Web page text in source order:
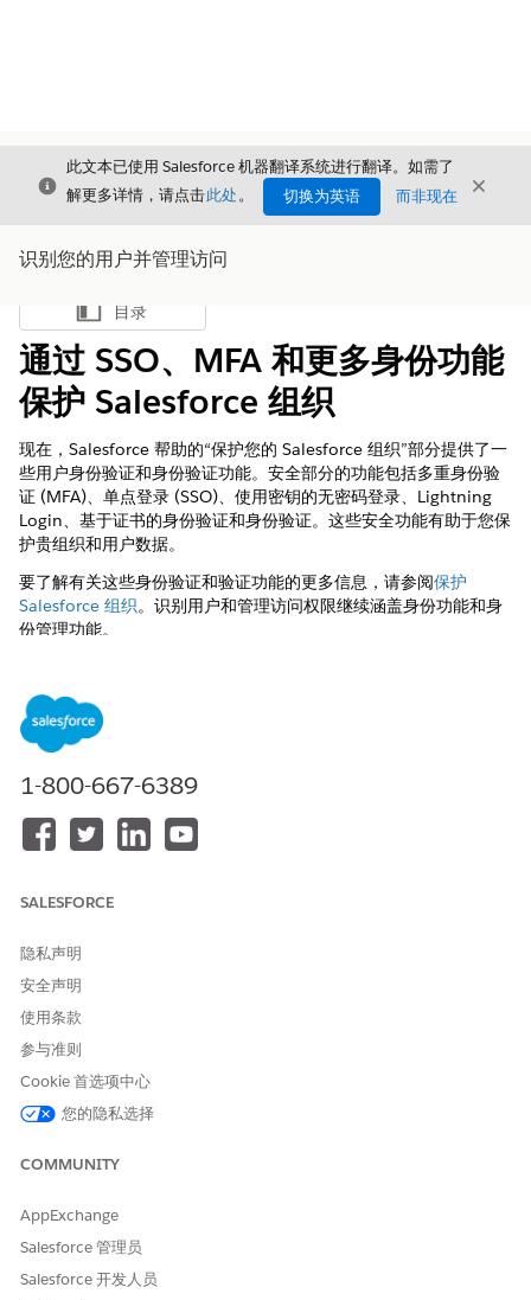
关闭
此文本已使用 Salesforce 机器翻译系统进行翻译。如需了
解更多详情，请点击此处。 切换为英语 而非现在 关闭
识别您的用户并管理访问
显示目录
目录
通过 SSO、MFA 和更多身份功能
保护 Salesforce 组织
现在，Salesforce 帮助的“保护您的 Salesforce 组织”部分提供了一
些用户身份验证和身份验证功能。安全部分的功能包括多重身份验
证 (MFA)、单点登录 (SSO)、使用密钥的无密码登录、Lightning
Login、基于证书的身份验证和身份验证。这些安全功能有助于您保
护贵组织和用户数据。
要了解有关这些身份验证和验证功能的更多信息，请参阅保护
Salesforce 组织。识别用户和管理访问权限继续涵盖身份功能和身
份管理功能。
1-800-667-6389
SALESFORCE
隐私声明
安全声明
使用条款
参与准则
Cookie 首选项中心
您的隐私选择
COMMUNITY
AppExchange
Salesforce 管理员
Salesforce 开发人员